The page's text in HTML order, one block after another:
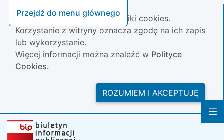
Przejdź do menu głównego
Nasza strona wykorzystuje pliki cookies.
Korzystanie z witryny oznacza zgodę na ich zapis
lub wykorzystanie.
Więcej informacji można znaleźć w Polityce
Cookies.
ROZUMIEM I AKCEPTUJĘ